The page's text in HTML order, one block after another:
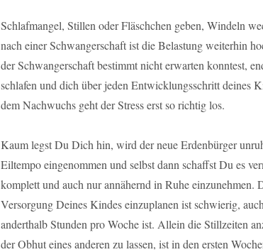
Schlafmangel, Stillen oder Fläschchen geben, Windeln
nach einer Schwangerschaft ist die Belastung weiterhin
der Schwangerschaft bestimmt nicht erwarten konntest,
schlafen und dich über jeden Entwicklungsschritt deines
dem Nachwuchs geht der Stress erst so richtig los.
Kaum legst Du Dich hin, wird der neue Erdenbürger
Eiltempo eingenommen und selbst dann schaffst Du es
komplett und auch nur annähernd in Ruhe einzunehmen.
Versorgung Deines Kindes einzuplanen ist schwierig,
anderthalb Stunden pro Woche ist. Allein die Stillzeiten
der Obhut eines anderen zu lassen, ist in den ersten